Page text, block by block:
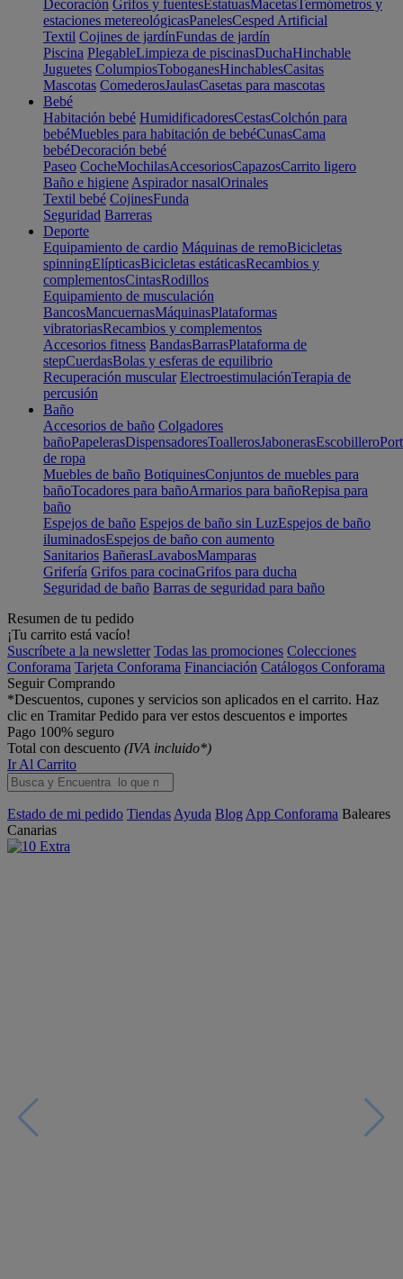
Decoración Grifos y fuentesEstatuasMacetasTermómetros y
estaciones metereológicasPanelesCesped Artificial
Textil Cojines de jardínFundas de jardín
Piscina PlegableLimpieza de piscinasDuchaHinchable
Juguetes ColumpiosToboganesHinchablesCasitas
Mascotas ComederosJaulasCasetas para mascotas
Bebé
Habitación bebé HumidificadoresCestasColchón para
bebéMuebles para habitación de bebéCunasCama
bebéDecoración bebé
Paseo CocheMochilasAccesoriosCapazosCarrito ligero
Baño e higiene Aspirador nasalOrinales
Textil bebé CojinesFunda
Seguridad Barreras
Deporte
Equipamiento de cardio Máquinas de remoBicicletas
spinningElípticasBicicletas estáticasRecambios y
complementosCintasRodillos
Equipamiento de musculación
BancosMancuernasMáquinasPlataformas
vibratoriasRecambios y complementos
Accesorios fitness BandasBarrasPlataforma de
stepCuerdasBolas y esferas de equilibrio
Recuperación muscular ElectroestimulaciónTerapia de
percusión
Baño
Accesorios de baño Colgadores
bañoPapelerasDispensadoresToallerosJabonerasEscobillero
de ropa
Muebles de baño BotiquinesConjuntos de muebles para
bañoTocadores para bañoArmarios para bañoRepisa para
baño
Espejos de baño Espejos de baño sin LuzEspejos de baño
iluminadosEspejos de baño con aumento
Sanitarios BañerasLavabosMamparas
Grifería Grifos para cocinaGrifos para ducha
Seguridad de baño Barras de seguridad para baño
Resumen de tu pedido
¡Tu carrito está vacío!
Suscríbete a la newsletter Todas las promociones Colecciones
Conforama Tarjeta Conforama Financiación Catálogos Conforama
Seguir Comprando
*Descuentos, cupones y servicios son aplicados en el carrito. Haz
clic en Tramitar Pedido para ver estos descuentos e importes
Pago 100% seguro
Total con descuento (IVA incluido*)
Ir Al Carrito
Estado de mi pedido Tiendas Ayuda Blog App Conforama Baleares
Canarias